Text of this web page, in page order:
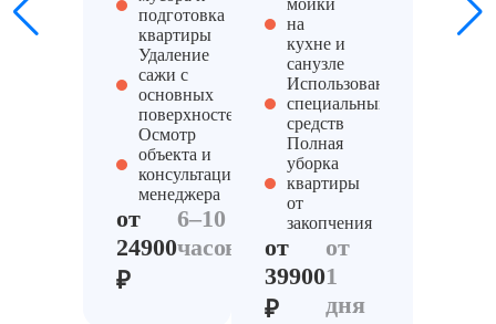
подготовка
квартиры
Удаление
сажи с
основных
поверхностей
Осмотр
объекта и
консультация
менеджера
от
24900
₽
6–10
часов
мойки
на
кухне и
санузле
Использование
специальных
средств
Полная
уборка
квартиры
от
закопчения
от
39900
₽
от
1
дня
штор,